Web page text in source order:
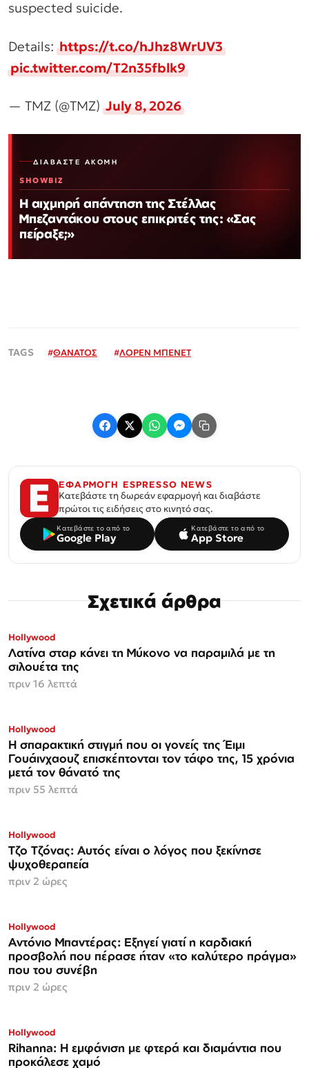
suspected suicide.
Details:https://t.co/hJhz8WrUV3
pic.twitter.com/T2n35fblk9
— TMZ (@TMZ)July 8, 2026
ΔΙΑΒΆΣΤΕ ΑΚΌΜΗ
SHOWBIZ
Η αιχμηρή απάντηση της Στέλλας
Μπεζαντάκου στους επικριτές της: «Σας
πείραξε;»
#ΘΑΝΑΤΟΣ #ΛΟΡΕΝ ΜΠΕΝΕΤ
ΕΦΑΡΜΟΓΗ ESPRESSO NEWS
Κατεβάστε τη δωρεάν εφαρμογή και διαβάστε
πρώτοι τις ειδήσεις στο κινητό σας.
Κατεβάστε το από το
Google Play
Κατεβάστε το από το
App Store
Σχετικά άρθρα
Hollywood
Λατίνα σταρ κάνει τη Μύκονο να παραμιλά με τη
σιλουέτα της
πριν 16 λεπτά
Hollywood
Η σπαρακτική στιγμή που οι γονείς της Έιμι
Γουάινχαουζ επισκέπτονται τον τάφο της, 15 χρόνια
μετά τον θάνατό της
πριν 55 λεπτά
Hollywood
Τζο Τζόνας: Αυτός είναι ο λόγος που ξεκίνησε
ψυχοθεραπεία
πριν 2 ώρες
Hollywood
Αντόνιο Μπαντέρας: Εξηγεί γιατί η καρδιακή
προσβολή που πέρασε ήταν «το καλύτερο πράγμα»
που του συνέβη
πριν 2 ώρες
Hollywood
Rihanna: Η εμφάνιση με φτερά και διαμάντια που
προκάλεσε χαμό